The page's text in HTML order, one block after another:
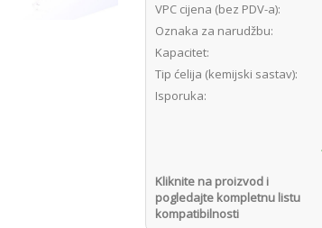
VPC cijena (bez PDV-a):
Oznaka za narudžbu:
Kapacitet:
Tip ćelija (kemijski sastav):
Isporuka:
Kliknite na proizvod i
pogledajte kompletnu listu
kompatibilnosti